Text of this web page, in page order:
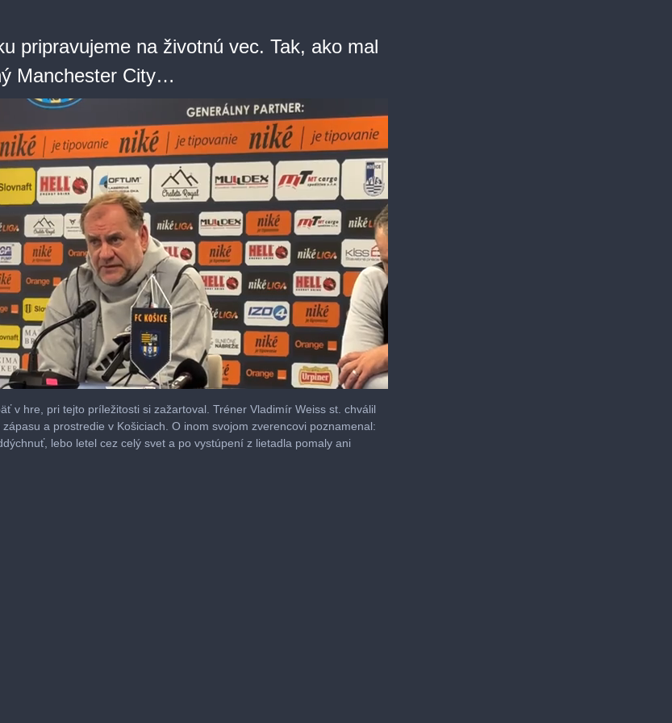
pripravujeme na životnú vec. Tak, ako mal
Manchester City…
v hre, pri tejto príležitosti si zažartoval. Tréner Vladimír Weiss st. chválil
a prostredie v Košiciach. O inom svojom zverencovi poznamenal:
lebo letel cez celý svet a po vystúpení z lietadla pomaly ani